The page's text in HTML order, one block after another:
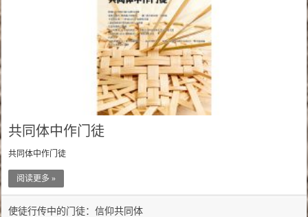
共同体中作门徒
共同体中作门徒
阅读更多 »
使徒行传中的门徒：信仰共同体